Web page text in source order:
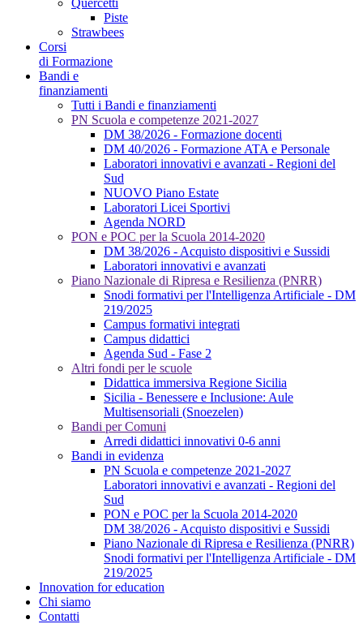
Piste
Strawbees
Corsi
di Formazione
Bandi e
finanziamenti
Tutti i Bandi e finanziamenti
PN Scuola e competenze 2021-2027
DM 38/2026 - Formazione docenti
DM 40/2026 - Formazione ATA e Personale
Laboratori innovativi e avanzati - Regioni del
Sud
NUOVO Piano Estate
Laboratori Licei Sportivi
Agenda NORD
PON e POC per la Scuola 2014-2020
DM 38/2026 - Acquisto dispositivi e Sussidi
Laboratori innovativi e avanzati
Piano Nazionale di Ripresa e Resilienza (PNRR)
Snodi formativi per l'Intelligenza Artificiale - DM
219/2025
Campus formativi integrati
Campus didattici
Agenda Sud - Fase 2
Altri fondi per le scuole
Didattica immersiva Regione Sicilia
Sicilia - Benessere e Inclusione: Aule
Multisensoriali (Snoezelen)
Bandi per Comuni
Arredi didattici innovativi 0-6 anni
Bandi in evidenza
PN Scuola e competenze 2021-2027
Laboratori innovativi e avanzati - Regioni del
Sud
PON e POC per la Scuola 2014-2020
DM 38/2026 - Acquisto dispositivi e Sussidi
Piano Nazionale di Ripresa e Resilienza (PNRR)
Snodi formativi per l'Intelligenza Artificiale - DM
219/2025
Innovation for education
Chi siamo
Contatti